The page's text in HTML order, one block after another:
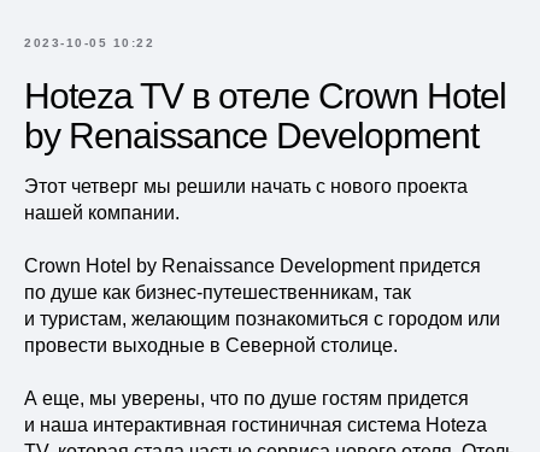
2023-10-05 10:22
Hoteza TV в отеле Crown Hotel
by Renaissance Development
Этот четверг мы решили начать с нового проекта
нашей компании.
Crown Hotel by Renaissance Development придется
по душе как бизнес-путешественникам, так
и туристам, желающим познакомиться с городом или
провести выходные в Северной столице.
А еще, мы уверены, что по душе гостям придется
и наша интерактивная гостиничная система Hoteza